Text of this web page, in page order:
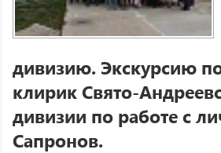
дивизию. Экскурсию
клирик Свято-
дивизии по работе с
Сапронов.